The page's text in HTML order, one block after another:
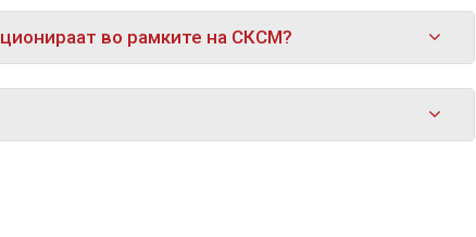
во рамките на СКСМ?